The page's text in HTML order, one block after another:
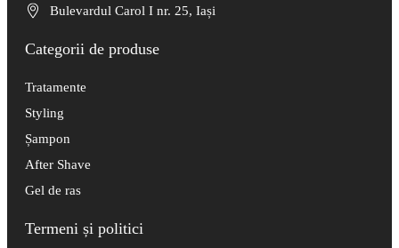
Bulevardul Carol I nr. 25, Iași
Categorii de produse
Tratamente
Styling
Șampon
After Shave
Gel de ras
Termeni și politici